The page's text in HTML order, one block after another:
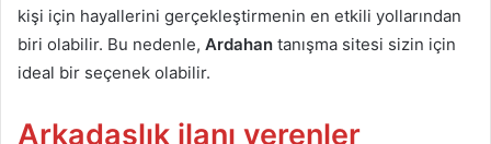
kişi için hayallerini gerçekleştirmenin en etkili yollarından
biri olabilir. Bu nedenle, Ardahan tanışma sitesi sizin için
ideal bir seçenek olabilir.
Arkadaşlık ilanı verenler